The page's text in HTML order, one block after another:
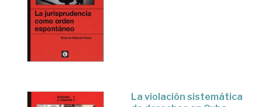
La violación sistemática